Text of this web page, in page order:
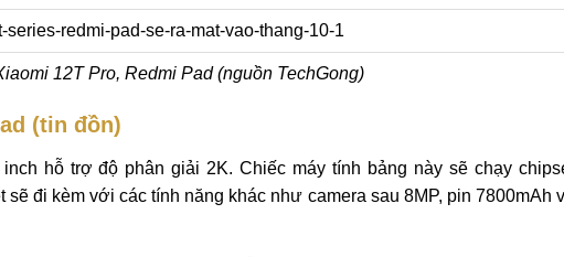
12T Pro, Redmi Pad (nguồn TechGong)
(tin đồn)
hỗ trợ độ phân giải 2K. Chiếc máy tính bảng này sẽ chạy
sẽ đi kèm với các tính năng khác như camera sau 8MP, pin 7800mAh